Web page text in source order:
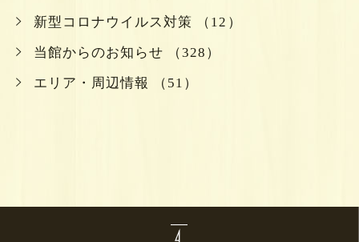
新型コロナウイルス対策 （12）
当館からのお知らせ （328）
エリア・周辺情報 （51）